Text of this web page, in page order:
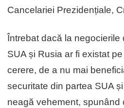
Cancelariei Prezidențiale,
Întrebat dacă la negocierile
SUA și Rusia ar fi existat
cerere, de a nu mai
securitate din partea SUA
neagă vehement, spunând